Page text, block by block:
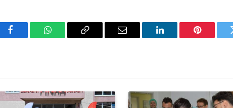
Facebook WhatsAppCopy
Email LinkedIn Pinterest